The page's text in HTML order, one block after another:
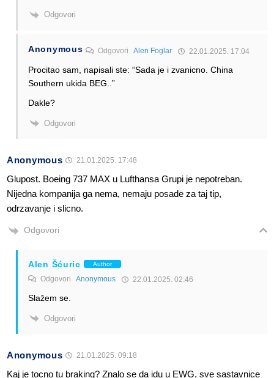
Odgovori
Anonymous OdgovoriAlen Foglar 22.01.2025. 17:04
Procitao sam, napisali ste: “Sada je i zvanicno. China
Southern ukida BEG..”
Dakle?
Odgovori
Anonymous 21.01.2025. 17:48
Glupost. Boeing 737 MAX u Lufthansa Grupi je nepotreban.
Nijedna kompanija ga nema, nemaju posade za taj tip,
odrzavanje i slicno.
Odgovori
Alen Šćuric Author
Odgovori Anonymous 22.01.2025. 02:46
Slažem se.
Odgovori
Anonymous 21.01.2025. 09:18
Kaj je tocno tu braking? Znalo se da idu u EWG, sve sastavnice